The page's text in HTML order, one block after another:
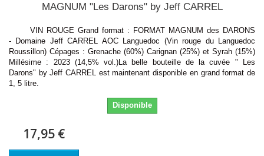
MAGNUM "Les Darons" by Jeff CARREL
VIN ROUGE Grand format : FORMAT MAGNUM des DARONS
- Domaine Jeff CARREL AOC Languedoc (Vin rouge du Languedoc
Roussillon) Cépages : Grenache (60%) Carignan (25%) et Syrah (15%)
Millésime : 2023 (14,5% vol.)La belle bouteille de la cuvée " Les
Darons" by Jeff CARREL est maintenant disponible en grand format de
1, 5 litre.
Disponible
17,95 €